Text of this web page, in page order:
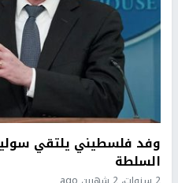
وفد فلسطيني يلتقي
السلطة